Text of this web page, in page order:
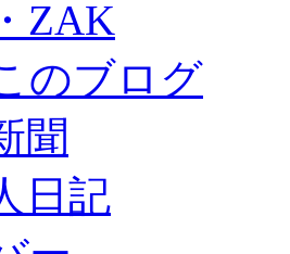
ZAK
のブログ
聞
日記